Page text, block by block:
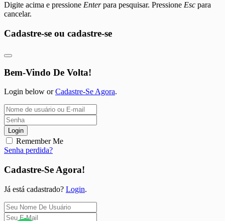
Digite acima e pressione Enterpara pesquisar. Pressione Esc para
cancelar.
Cadastre-se ou cadastre-se
Bem-Vindo De Volta!
Login below orCadastre-Se Agora.
Login
Remember Me
Senha perdida?
Cadastre-Se Agora!
Já está cadastrado? Login.